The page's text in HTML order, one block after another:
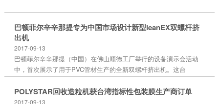
巴顿菲尔辛辛那提专为中国市场设计新型leanEX双螺杆挤
出机
2017-09-13
巴顿菲尔辛辛那提（中国）在佛山顺德工厂举行的设备演示会活动
中，首次展示了用于PVC管材生产的全新双螺杆挤出机。这台
leanEX 2-93R-28-CL
POLYSTAR回收造粒机获台湾指标性包装膜生产商订单
2017-09-13